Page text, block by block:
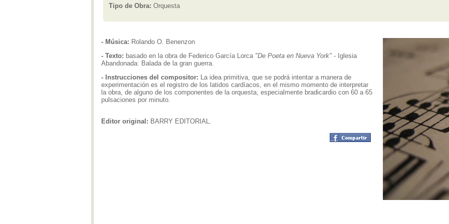
Tipo de Obra: Orquesta
- Música: Rolando O. Benenzon
- Texto: basado en la obra de Federico García Lorca "De Poeta en Nueva York" - Iglesia
Abandonada: Balada de la gran guerra.
- Instrucciones del compositor: La idea primitiva, que se podrá intentar a manera de
experimentación es el registro de los latidos cardíacos, en el mismo momento de interpretar
la obra, de alguno de los componentes de la orquesta, especialmente bradicardio con 60 a 65
pulsaciones por minuto.
Editor original: BARRY EDITORIAL.